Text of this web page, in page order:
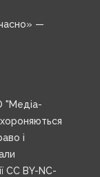
—
"Медіа-
і
CC BY-NC-